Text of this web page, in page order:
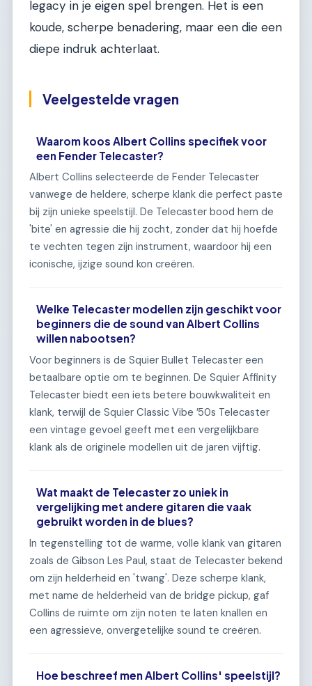
legacy in je eigen spel brengen. Het is een
koude, scherpe benadering, maar een die een
diepe indruk achterlaat.
Veelgestelde vragen
Waarom koos Albert Collins specifiek voor
een Fender Telecaster?
Albert Collins selecteerde de Fender Telecaster
vanwege de heldere, scherpe klank die perfect paste
bij zijn unieke speelstijl. De Telecaster bood hem de
'bite' en agressie die hij zocht, zonder dat hij hoefde
te vechten tegen zijn instrument, waardoor hij een
iconische, ijzige sound kon creëren.
Welke Telecaster modellen zijn geschikt voor
beginners die de sound van Albert Collins
willen nabootsen?
Voor beginners is de Squier Bullet Telecaster een
betaalbare optie om te beginnen. De Squier Affinity
Telecaster biedt een iets betere bouwkwaliteit en
klank, terwijl de Squier Classic Vibe ’50s Telecaster
een vintage gevoel geeft met een vergelijkbare
klank als de originele modellen uit de jaren vijftig.
Wat maakt de Telecaster zo uniek in
vergelijking met andere gitaren die vaak
gebruikt worden in de blues?
In tegenstelling tot de warme, volle klank van gitaren
zoals de Gibson Les Paul, staat de Telecaster bekend
om zijn helderheid en 'twang'. Deze scherpe klank,
met name de helderheid van de bridge pickup, gaf
Collins de ruimte om zijn noten te laten knallen en
een agressieve, onvergetelijke sound te creëren.
Hoe beschreef men Albert Collins' speelstijl?